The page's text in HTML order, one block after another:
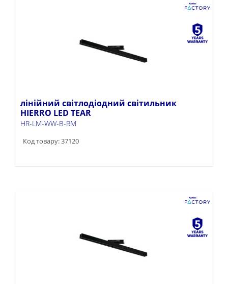
лінійний світлодіодний світильник
HIERRO LED TEAR
HR-LM-WW-B-RM
Код товару: 37120